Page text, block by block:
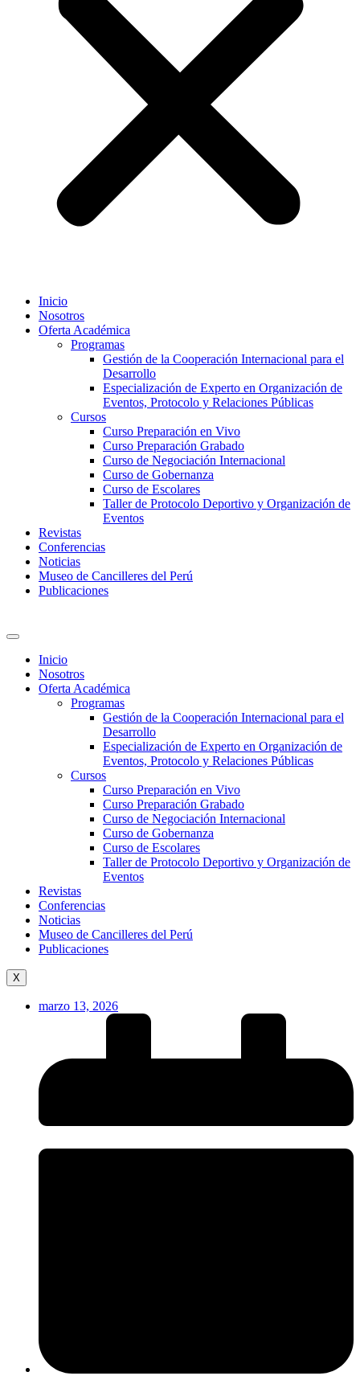
Inicio
Nosotros
Oferta Académica
Programas
Gestión de la Cooperación Internacional para el
Desarrollo
Especialización de Experto en Organización de
Eventos, Protocolo y Relaciones Públicas
Cursos
Curso Preparación en Vivo
Curso Preparación Grabado
Curso de Negociación Internacional
Curso de Gobernanza
Curso de Escolares
Taller de Protocolo Deportivo y Organización de
Eventos
Revistas
Conferencias
Noticias
Museo de Cancilleres del Perú
Publicaciones
Inicio
Nosotros
Oferta Académica
Programas
Gestión de la Cooperación Internacional para el
Desarrollo
Especialización de Experto en Organización de
Eventos, Protocolo y Relaciones Públicas
Cursos
Curso Preparación en Vivo
Curso Preparación Grabado
Curso de Negociación Internacional
Curso de Gobernanza
Curso de Escolares
Taller de Protocolo Deportivo y Organización de
Eventos
Revistas
Conferencias
Noticias
Museo de Cancilleres del Perú
Publicaciones
X
marzo 13, 2026